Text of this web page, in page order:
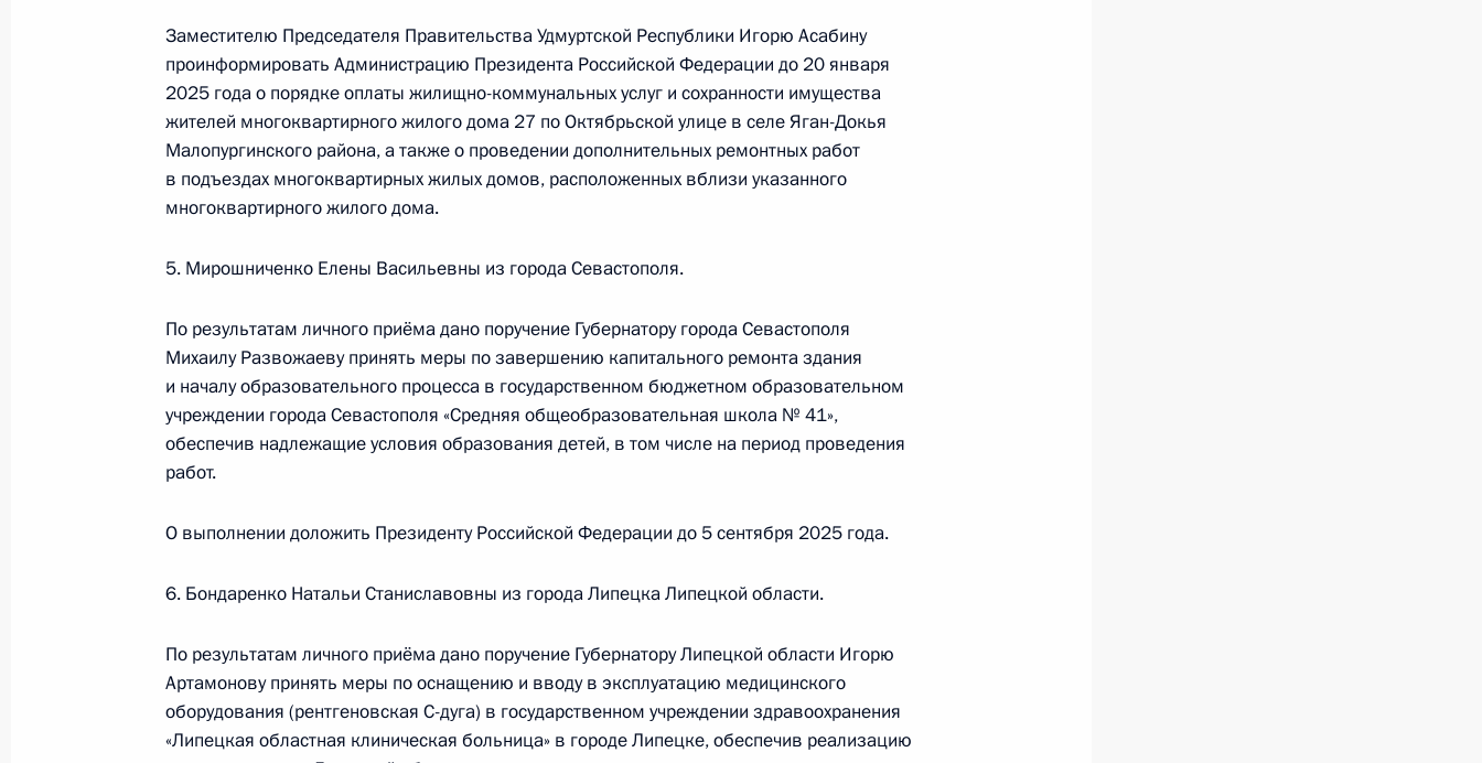
по поручению Президента Российской Федерации первым заместителем
Руководителя Администрации Президента Российской Федерации Алексеем
Громовым в Приёмной Президента Российской Федерации по приёму граждан
в Москве 20 ноября 2023 года
11 декабря 2024 года, 16:38
Продлён контроль исполнения поручения, данного по итогам личного приёма
проведённого по поручению Президента Российской Федерации первым
заместителем Руководителя Администрации Президента Российской Федерации
Алексеем Громовым в Приёмной Президента Российской Федерации по приёму
граждан в Москве 14 декабря 2022 года
11 декабря 2024 года, 16:36
в режиме видео-конференц-связи жителя Псковской области, проведённого
Руководителя Администрации Президента Российской Федерации Алексеем
Громовым в Приёмной Президента Российской Федерации по приёму граждан
в Москве 14 декабря 2022 года
11 декабря 2024 года, 16:33
Заместителю Председателя Правительства Удмуртской Республики Игорю Асабину
проинформировать Администрацию Президента Российской Федерации до 20 января
2025 года о порядке оплаты жилищно-коммунальных услуг и сохранности имущества
жителей многоквартирного жилого дома 27 по Октябрьской улице в селе Яган-Докья
Малопургинского района, а также о проведении дополнительных ремонтных работ
в подъездах многоквартирных жилых домов, расположенных вблизи указанного
многоквартирного жилого дома.
5. Мирошниченко Елены Васильевны из города Севастополя.
По результатам личного приёма дано поручение Губернатору города Севастополя
Михаилу Развожаеву принять меры по завершению капитального ремонта здания
и началу образовательного процесса в государственном бюджетном образовательном
учреждении города Севастополя «Средняя общеобразовательная школа № 41»,
обеспечив надлежащие условия образования детей, в том числе на период проведения
работ.
О выполнении доложить Президенту Российской Федерации до 5 сентября 2025 года.
6. Бондаренко Натальи Станиславовны из города Липецка Липецкой области.
По результатам личного приёма дано поручение Губернатору Липецкой области Игорю
Артамонову принять меры по оснащению и вводу в эксплуатацию медицинского
оборудования (рентгеновская С-дуга) в государственном учреждении здравоохранения
«Липецкая областная клиническая больница» в городе Липецке, обеспечив реализацию